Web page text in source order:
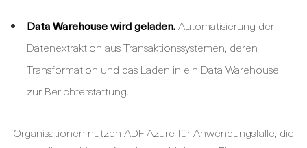
Data Warehouse wird geladen.Automatisierung der
Datenextraktion aus Transaktionssystemen, deren
Transformation und das Laden in ein Data Warehouse
zur Berichterstattung.
Organisationen nutzen ADF Azure für Anwendungsfälle, die